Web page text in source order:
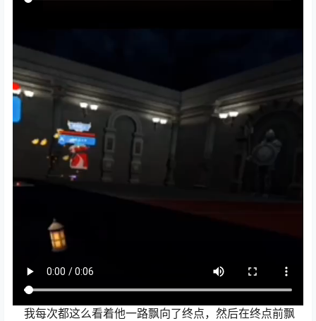
我每次都这么看着他一路飘向了终点，然后在终点前飘